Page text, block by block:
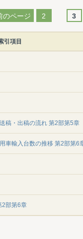
のページ 2 3
引項目
稿・出稿の流れ 第2部第5章
車輸入台数の推移 第2部第6
2部第6章